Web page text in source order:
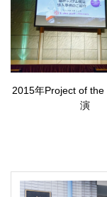
2015年Project of the
演